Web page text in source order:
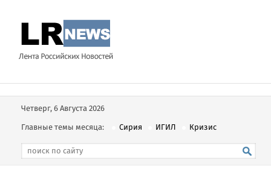
Четверг, 6 Августа 2026
Главные темы месяца:
Сирия ИГИЛ Кризис